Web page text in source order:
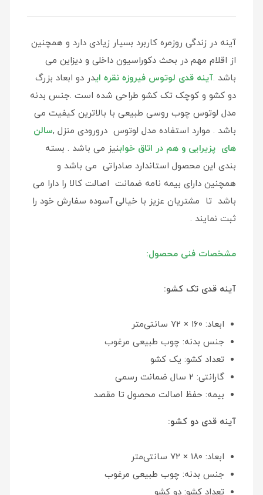
آینه در زندگی روزمره کاربرد بسیار زیادی دارد و همچنین
از اقلام مهم در بحث دکوراسیون داخلی و دیزاین می
باشد .آینه قدی لوتوس فیروزه نقره ایدر دو ابعاد بزرگ
دو کشو و کوچک تک کشو طراحی شده است .جنس بدنه
مدل لوتوس چوب روسی طبیعی با بالاترین کیفیت می
باشد . موارد استفاده مدل لوتوس درورودی منزل ,سالن
های پزیرایی و هم در اتاق خوابنیز می باشد . بسته
بندی این محصول استاندارد صادراتی می باشد و
همچنین دارای بیمه نامه ضمانت اصالت کالا را دارا می
باشد تا مشتریان عزیز با خیالی آسوده سفارش خود را
ثبت نمایند .
مشخصات فنی محصول:
آینه قدی تک کشو:
ابعاد: ۱۶۰ × ۷۲ سانتی‌متر
جنس بدنه: چوب طبیعی مرغوب
تعداد کشو: یک کشو
گارانتی: ۲ سال ضمانت رسمی
بیمه: حفظ اصالت محصول تا مقصد
آینه قدی دو کشو:
ابعاد: ۱۸۰ × ۷۲ سانتی‌متر
جنس بدنه: چوب طبیعی مرغوب
تعداد کشو: دو کشو